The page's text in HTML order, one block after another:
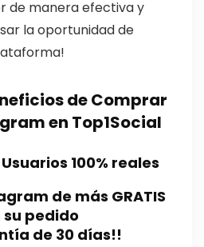
de manera efectiva y
la oportunidad de
de Comprar
en Top1Social
100% reales
de más GRATIS
su pedido
de 30 días!!